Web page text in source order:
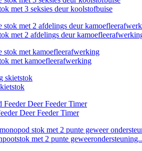
met 3 seksies deur koolstofbuise
met 2 afdelings deur
met kamoefleerafwerking
Deer Feeder Timer
met 2 punte